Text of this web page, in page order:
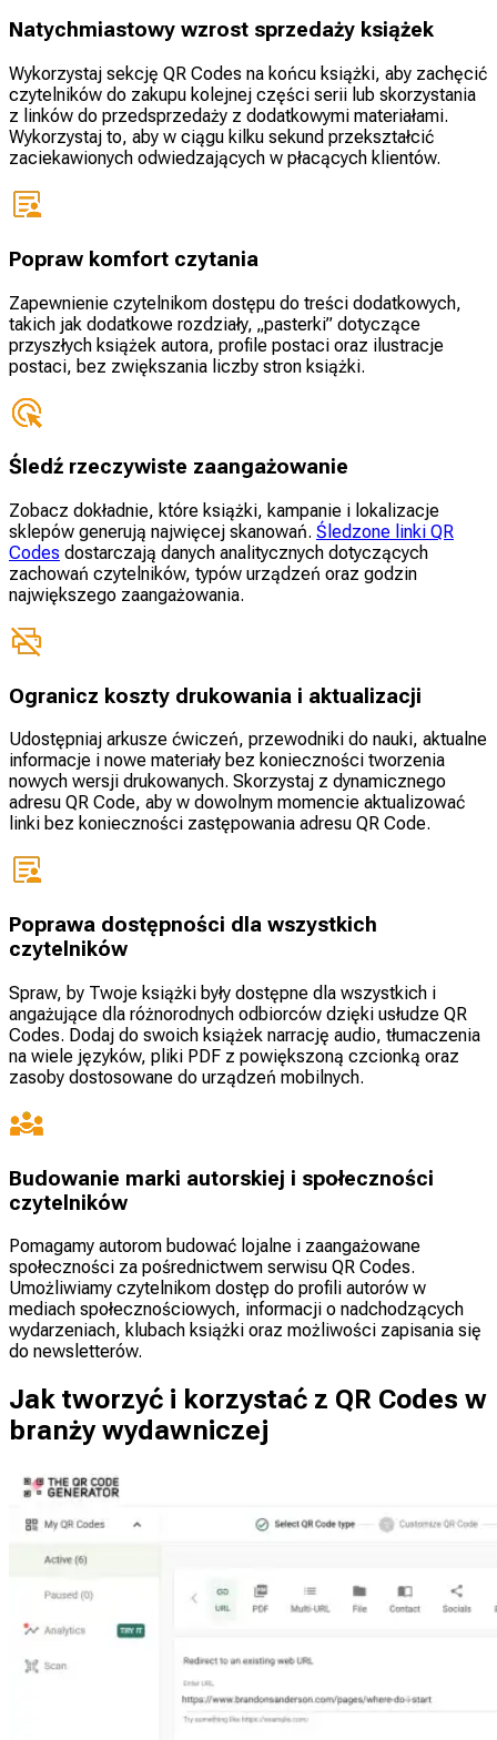
Natychmiastowy wzrost sprzedaży książek
Wykorzystaj sekcję QR Codes na końcu książki, aby zachęcić
czytelników do zakupu kolejnej części serii lub skorzystania
z linków do przedsprzedaży z dodatkowymi materiałami.
Wykorzystaj to, aby w ciągu kilku sekund przekształcić
zaciekawionych odwiedzających w płacących klientów.
Popraw komfort czytania
Zapewnienie czytelnikom dostępu do treści dodatkowych,
takich jak dodatkowe rozdziały, „pasterki” dotyczące
przyszłych książek autora, profile postaci oraz ilustracje
postaci, bez zwiększania liczby stron książki.
Śledź rzeczywiste zaangażowanie
Zobacz dokładnie, które książki, kampanie i lokalizacje
sklepów generują najwięcej skanowań. Śledzone linki QR
Codes dostarczają danych analitycznych dotyczących
zachowań czytelników, typów urządzeń oraz godzin
największego zaangażowania.
Ogranicz koszty drukowania i aktualizacji
Udostępniaj arkusze ćwiczeń, przewodniki do nauki, aktualne
informacje i nowe materiały bez konieczności tworzenia
nowych wersji drukowanych. Skorzystaj z dynamicznego
adresu QR Code, aby w dowolnym momencie aktualizować
linki bez konieczności zastępowania adresu QR Code.
Poprawa dostępności dla wszystkich
czytelników
Spraw, by Twoje książki były dostępne dla wszystkich i
angażujące dla różnorodnych odbiorców dzięki usłudze QR
Codes. Dodaj do swoich książek narrację audio, tłumaczenia
na wiele języków, pliki PDF z powiększoną czcionką oraz
zasoby dostosowane do urządzeń mobilnych.
Budowanie marki autorskiej i społeczności
czytelników
Pomagamy autorom budować lojalne i zaangażowane
społeczności za pośrednictwem serwisu QR Codes.
Umożliwiamy czytelnikom dostęp do profili autorów w
mediach społecznościowych, informacji o nadchodzących
wydarzeniach, klubach książki oraz możliwości zapisania się
do newsletterów.
Jak tworzyć i korzystać z QR Codes w
branży wydawniczej